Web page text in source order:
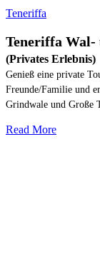
Teneriffa
Teneriffa Wal-
(Privates Erlebnis)
Genieß eine private
Freunde/Familie und
Grindwale und Große
Read More